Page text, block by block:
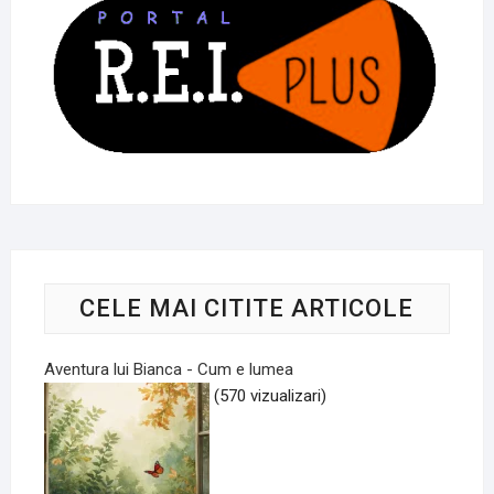
CELE MAI CITITE ARTICOLE
Aventura lui Bianca - Cum e lumea
(570 vizualizari)